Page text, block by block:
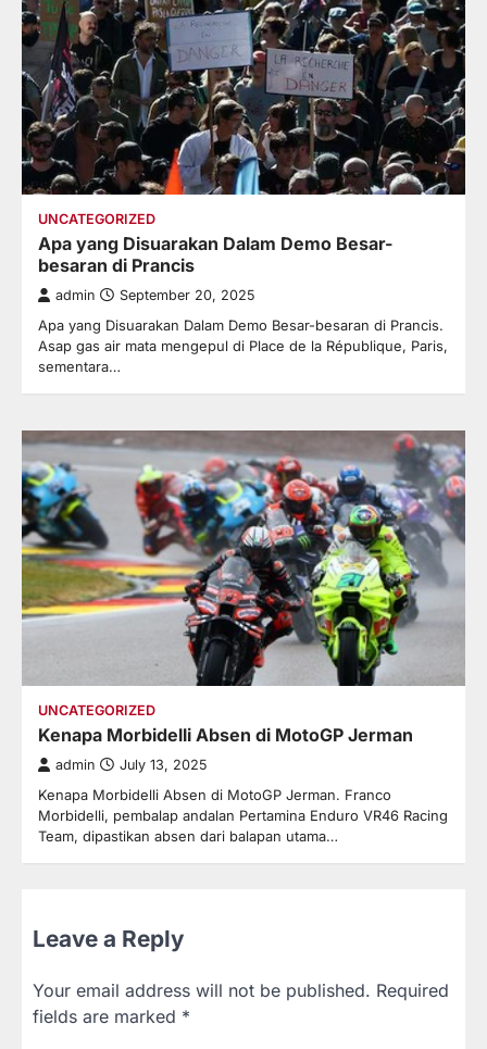
UNCATEGORIZED
Apa yang Disuarakan Dalam Demo Besar-
besaran di Prancis
admin September 20, 2025
Apa yang Disuarakan Dalam Demo Besar-besaran di Prancis.
Asap gas air mata mengepul di Place de la République, Paris,
sementara…
UNCATEGORIZED
Kenapa Morbidelli Absen di MotoGP Jerman
admin July 13, 2025
Kenapa Morbidelli Absen di MotoGP Jerman. Franco
Morbidelli, pembalap andalan Pertamina Enduro VR46 Racing
Team, dipastikan absen dari balapan utama…
Leave a Reply
Your email address will not be published. Required
fields are marked *